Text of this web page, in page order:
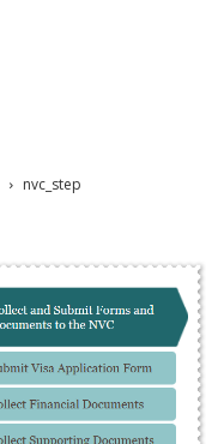
nvc_step